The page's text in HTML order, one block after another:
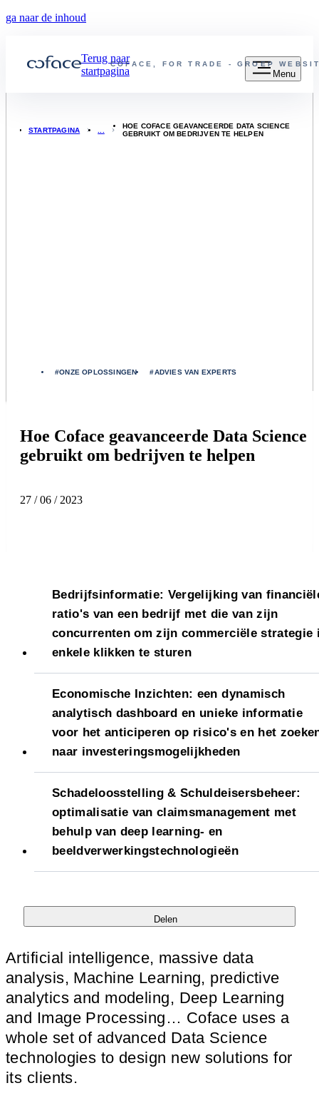
ga naar de inhoud
COFACE, FOR TRADE - GROEP
Terug naar
startpagina
Menu
#ONZE OPLOSSINGEN #ADVIES VAN EXPERTS
STARTPAGINA
HOE COFACE GEAVANCEERDE DATA SCIENCE
GEBRUIKT OM BEDRIJVEN TE HELPEN
Hoe Coface geavanceerde Data Science
gebruikt om bedrijven te helpen
27 / 06 / 2023
Bedrijfsinformatie: Vergelijking van
ratio's van een bedrijf met die van zijn
concurrenten om zijn commerciële strategie
enkele klikken te sturen
Economische Inzichten: een dynamisch
analytisch dashboard en unieke informatie
voor het anticiperen op risico's en het
naar investeringsmogelijkheden
Schadeloosstelling & Schuldeisersbeheer:
optimalisatie van claimsmanagement met
behulp van deep learning- en
beeldverwerkingstechnologieën
Delen
Artificial intelligence, massive data
analysis, Machine Learning, predictive
analytics and modeling, Deep Learning
and Image Processing… Coface uses a
whole set of advanced Data Science
technologies to design new solutions for
its clients.